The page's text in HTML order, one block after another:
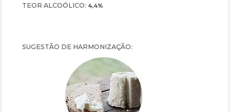
TEOR ALCOÓLICO: 4,4%
SUGESTÃO DE HARMONIZAÇÃO: